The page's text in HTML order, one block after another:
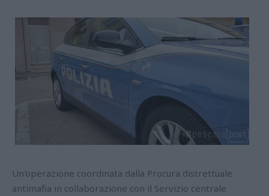
Un'operazione coordinata dalla Procura distrettuale
antimafia in collaborazione con il Servizio centrale